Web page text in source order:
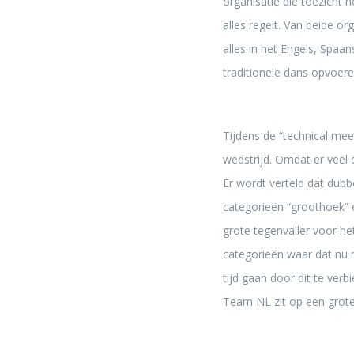
alles regelt. Van beide
alles in het Engels,
traditionele dans
Tijdens de “technical
wedstrijd. Omdat er veel
Er wordt verteld dat
categorieën “groothoek”
grote tegenvaller voor
categorieën waar dat nu
tijd gaan door dit te
Team NL zit op een